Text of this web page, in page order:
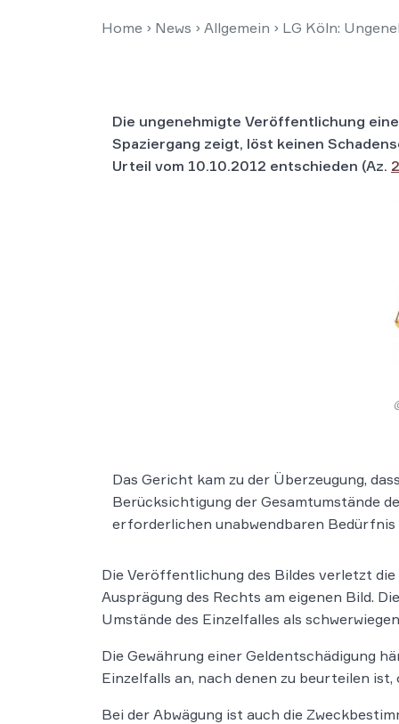
Home › News › Allgemein › LG Köln:
Die ungenehmigte Veröffentlichung
Spaziergang zeigt, löst keinen
Urteil vom 10.10.2012 entschieden (Az.
Das Gericht kam zu der Überzeugung,
Berücksichtigung der Gesamtumstände
erforderlichen unabwendbaren
Die Veröffentlichung des Bildes verletzt
Ausprägung des Rechts am eigenen Bild.
Umstände des Einzelfalles als
Die Gewährung einer Geldentschädigung
Einzelfalls an, nach denen zu beurteilen
Bei der Abwägung ist auch die